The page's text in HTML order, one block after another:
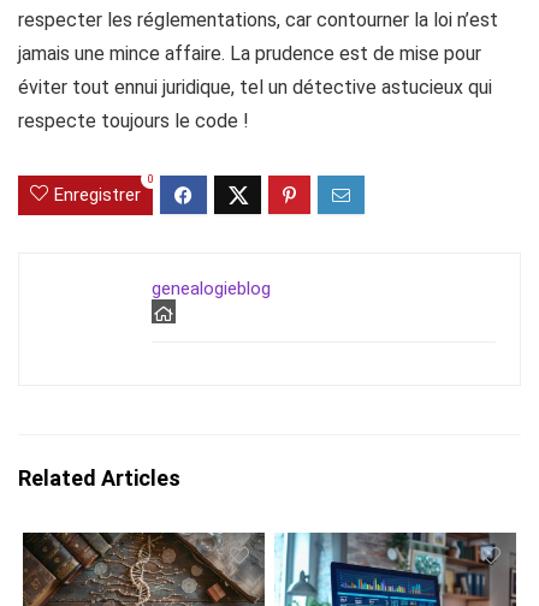
respecter les réglementations, car contourner la loi n’est
jamais une mince affaire. La prudence est de mise pour
éviter tout ennui juridique, tel un détective astucieux qui
respecte toujours le code !
Enregistrer
0
genealogieblog
Related Articles